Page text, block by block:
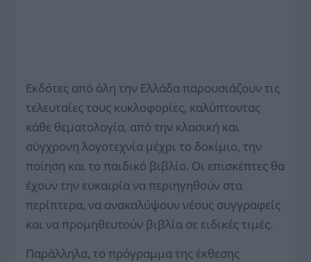
Εκδότες από όλη την Ελλάδα παρουσιάζουν τις
τελευταίες τους κυκλοφορίες, καλύπτοντας
κάθε θεματολογία, από την κλασική και
σύγχρονη λογοτεχνία μέχρι το δοκίμιο, την
ποίηση και το παιδικό βιβλίο. Οι επισκέπτες θα
έχουν την ευκαιρία να περιηγηθούν στα
περίπτερα, να ανακαλύψουν νέους συγγραφείς
και να προμηθευτούν βιβλία σε ειδικές τιμές.
Παράλληλα, το πρόγραμμα της έκθεσης